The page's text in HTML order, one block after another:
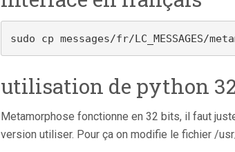
sudo cp messages/fr/LC_MESSAGES/
utilisation de python
Metamorphose fonctionne en 32 bits, il faut
version utiliser. Pour ça on modifie le fichier /